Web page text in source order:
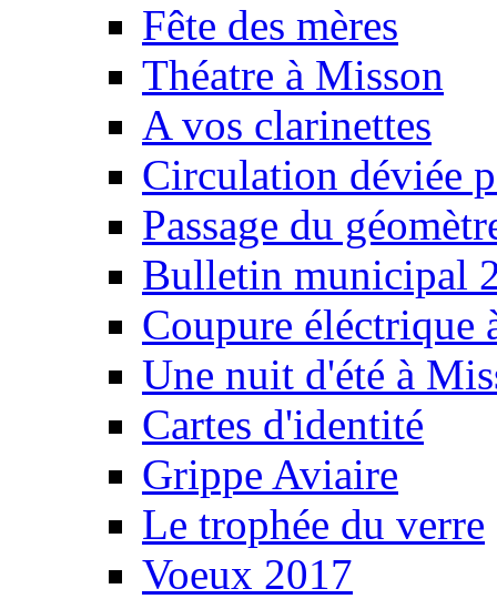
Fête des mères
Théatre à Misson
A vos clarinettes
Circulation déviée
Passage du
Bulletin municipal
Coupure éléctrique
Une nuit d'été à
Cartes d'identité
Grippe Aviaire
Le trophée du verre
Voeux 2017